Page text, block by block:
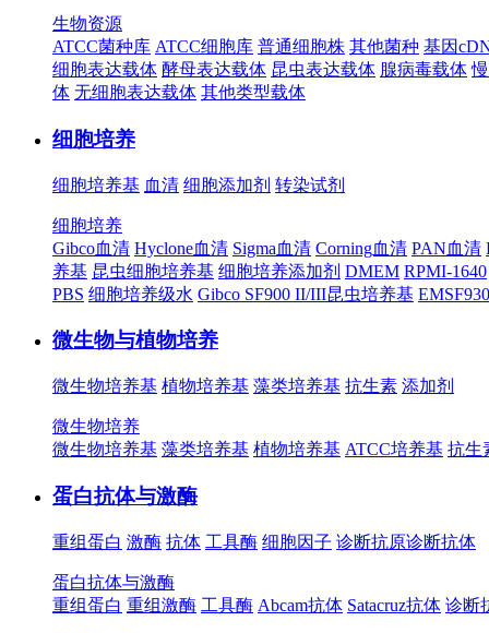
生物资源
ATCC菌种库 ATCC细胞库 普通细胞株 其他菌种 基因
细胞表达载体 酵母表达载体 昆虫表达载体 腺病毒载体
体 无细胞表达载体 其他类型载体
细胞培养
细胞培养基 血清 细胞添加剂 转染试剂
细胞培养
Gibco血清 Hyclone血清 Sigma血清 Corning血清 PAN血清
养基 昆虫细胞培养基 细胞培养添加剂 DMEM RPMI-1640
PBS 细胞培养级水 Gibco SF900 II/III昆虫培养基
微生物与植物培养
微生物培养基 植物培养基 藻类培养基 抗生素 添加剂
微生物培养
微生物培养基 藻类培养基 植物培养基 ATCC培养基 抗生
蛋白抗体与激酶
重组蛋白 激酶 抗体 工具酶 细胞因子 诊断抗原诊断抗体
蛋白抗体与激酶
重组蛋白 重组激酶 工具酶 Abcam抗体 Satacruz抗体 诊断